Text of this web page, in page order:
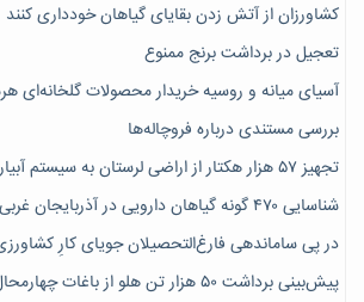
کشاورزان از آتش زدن بقایای گیاهان خودداری کنند
تعجیل در برداشت برنج ممنوع
آسیای میانه و روسیه خریدار محصولات گلخانه‌ای
بررسی مستندی درباره فروچاله‌ها
تجهیز ۵۷ هزار هکتار از اراضی لرستان به سیستم آبیاری نوین
شناسایی ۴۷٠ گونه گیاهان دارویی در آذربایجان غربی
در پی ساماندهی فارغ‌التحصیلان جویای کارِ
پیش‎‌بینی برداشت ۵۰ هزار تن هلو از باغات چهارمحال و بختیاری